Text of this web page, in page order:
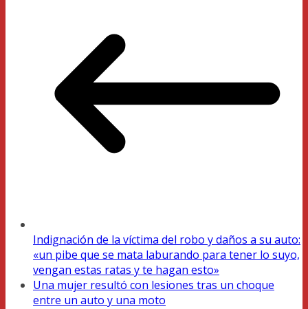
Indignación de la víctima del robo y daños a su auto:
«un pibe que se mata laburando para tener lo suyo,
vengan estas ratas y te hagan esto»
Una mujer resultó con lesiones tras un choque
entre un auto y una moto